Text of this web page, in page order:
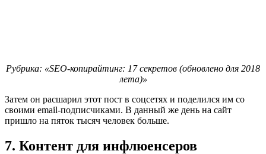
Рубрика: «SEO-копирайтинг: 17 секретов (обновлено для 2018
лета)»
Затем он расшарил этот пост в соцсетях и поделился им со
своими email-подписчиками. В данный же день на сайт
пришло на пяток тысяч человек больше.
7. Контент для инфлюенсеров